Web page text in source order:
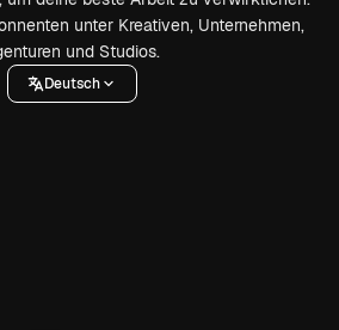
unter Kreativen, Unternehmen,
und Studios.
Deutsch